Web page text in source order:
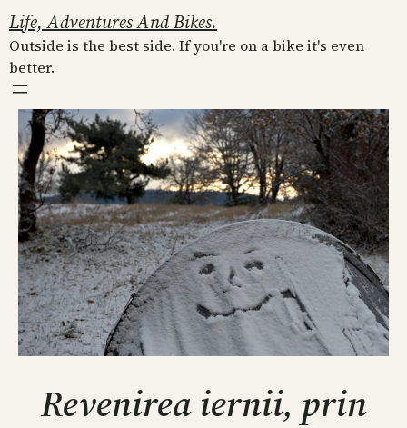
Skip
to
content
Life, Adventures And Bikes.
Outside is the best side. If you're on a bike it's even
better.
Revenirea iernii, prin